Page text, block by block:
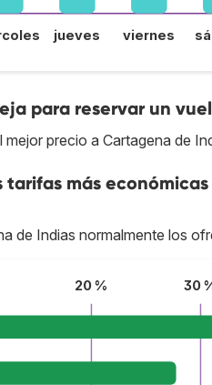
jueves viernes
para reservar un
precio a Cartagena de
más
de Indias normalmente los
20 % 30